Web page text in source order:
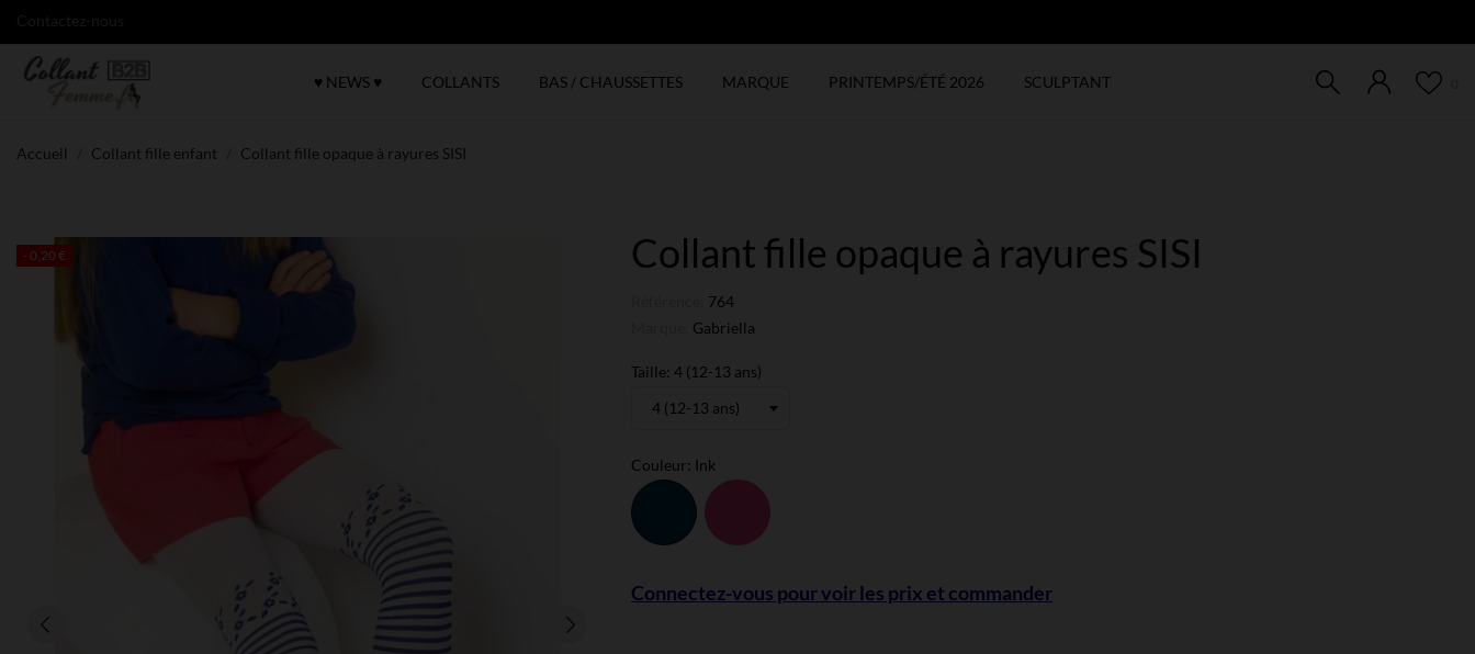
♥ NEWS ♥ COLLANTS BAS / CHAUSSETTES MARQUE PRINTEMPS/ÉTÉ 2026 SCULPTANT
Accueil Collant fille enfant Collant fille opaque à rayures SISI
- 0,20 € Collant fille opaque à rayures SISI
764
Gabriella
Taille: 4 (12-13 ans)
Couleur: Ink
Ink
Connectez-vous pour voir les prix et commander